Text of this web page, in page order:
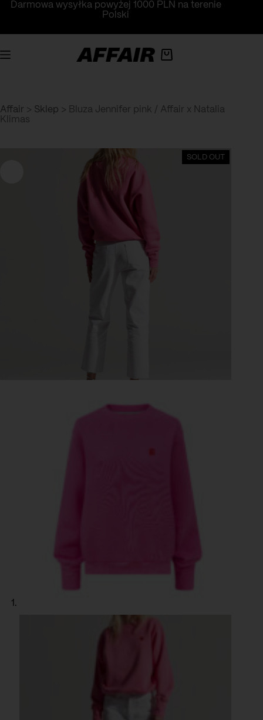
PrzejdźDarmowa wysyłka powyżej 1000 PLN na terenie
Polski
Koszyk
Affair > Sklep > Bluza Jennifer pink / Affair x Natalia
Klimas
SOLD OUT